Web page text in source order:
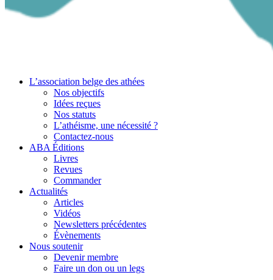
L’association belge des athées
Nos objectifs
Idées reçues
Nos statuts
L’athéisme, une nécessité ?
Contactez-nous
ABA Éditions
Livres
Revues
Commander
Actualités
Articles
Vidéos
Newsletters précédentes
Évènements
Nous soutenir
Devenir membre
Faire un don ou un legs